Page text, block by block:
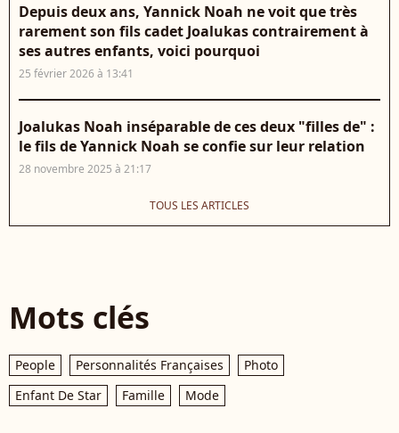
Depuis deux ans, Yannick Noah ne voit que très
rarement son fils cadet Joalukas contrairement à
ses autres enfants, voici pourquoi
25 février 2026 à 13:41
Joalukas Noah inséparable de ces deux "filles de" :
le fils de Yannick Noah se confie sur leur relation
28 novembre 2025 à 21:17
TOUS LES ARTICLES
Mots clés
People Personnalités Françaises
Photo
Enfant De Star
Famille Mode